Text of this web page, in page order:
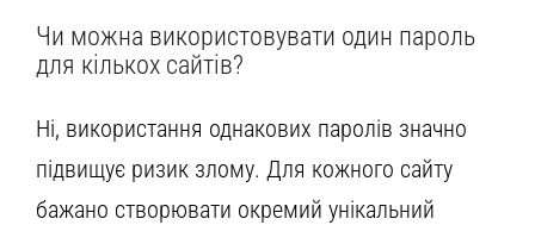
Чи можна використовувати один пароль
для кількох сайтів?
Ні, використання однакових паролів значно
підвищує ризик злому. Для кожного сайту
бажано створювати окремий унікальний